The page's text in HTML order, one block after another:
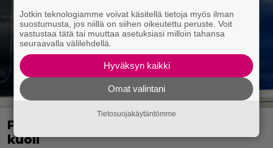
Poliisi kuljetti miestä putkaan – mies
kuoli
Jotkin teknologiamme voivat käsitellä tietoja myös ilman
suostumusta, jos niillä on siihen oikeutettu peruste. Voit
vastustaa tätä tai muuttaa asetuksiasi milloin tahansa
seuraavalla välilehdellä.
Hyväksyn kaikki
Omat valintani
Tietosuojakäytäntömme